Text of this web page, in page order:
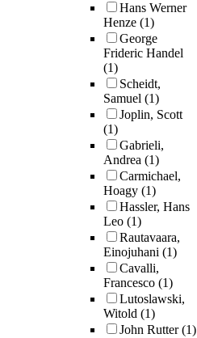
Hans Werner
Henze (1)
George
Frideric Handel
(1)
Scheidt,
Samuel (1)
Joplin, Scott
(1)
Gabrieli,
Andrea (1)
Carmichael,
Hoagy (1)
Hassler, Hans
Leo (1)
Rautavaara,
Einojuhani (1)
Cavalli,
Francesco (1)
Lutoslawski,
Witold (1)
John Rutter(1)